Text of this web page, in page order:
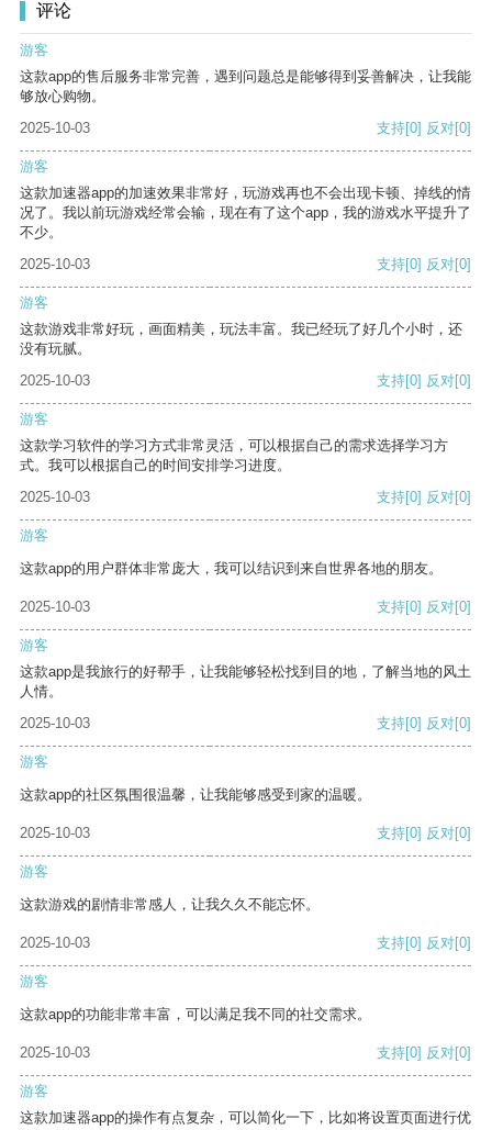
评论
游客
这款app的售后服务非常完善，遇到问题总是能够得到妥善解决，让我能
够放心购物。
2025-10-03
支持[0] 反对[0]
游客
这款加速器app的加速效果非常好，玩游戏再也不会出现卡顿、掉线的情
况了。我以前玩游戏经常会输，现在有了这个app，我的游戏水平提升了
不少。
2025-10-03
支持[0] 反对[0]
游客
这款游戏非常好玩，画面精美，玩法丰富。我已经玩了好几个小时，还
没有玩腻。
2025-10-03
支持[0] 反对[0]
游客
这款学习软件的学习方式非常灵活，可以根据自己的需求选择学习方
式。我可以根据自己的时间安排学习进度。
2025-10-03
支持[0] 反对[0]
游客
这款app的用户群体非常庞大，我可以结识到来自世界各地的朋友。
2025-10-03 支持[0] 反对[0]
游客
这款app是我旅行的好帮手，让我能够轻松找到目的地，了解当地的风土
人情。
2025-10-03
支持[0] 反对[0]
游客
这款app的社区氛围很温馨，让我能够感受到家的温暖。
2025-10-03 支持[0] 反对[0]
游客
这款游戏的剧情非常感人，让我久久不能忘怀。
2025-10-03 支持[0] 反对[0]
游客
这款app的功能非常丰富，可以满足我不同的社交需求。
2025-10-03 支持[0] 反对[0]
游客
这款加速器app的操作有点复杂，可以简化一下，比如将设置页面进行优